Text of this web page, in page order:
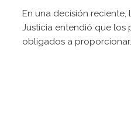
En una decisión
Justicia entendió que los
obligados a